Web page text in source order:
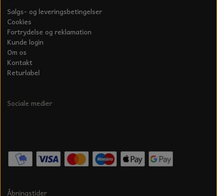
Salgs- og leveringsbetingelser
Cookies
Fortrydelse og reklamation
Kunde login
Om os
Kontakt
Returlabel
Sociale medier
Åbningstider